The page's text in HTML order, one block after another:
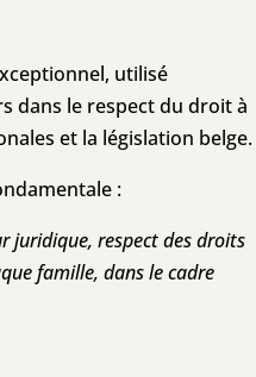
utilisé
dans le respect du droit à
et la législation belge.
:
juridique, respect des droits
famille, dans le cadre